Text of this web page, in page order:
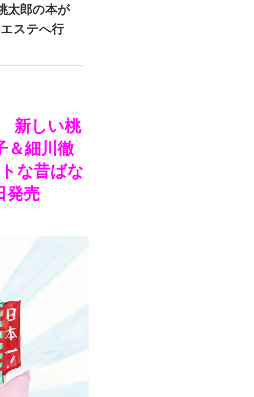
郎の本が
ステへ行
新しい桃
細川徹
な昔ばな
発売